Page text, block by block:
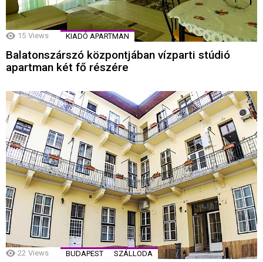
15 Views KIADÓ APARTMAN
Balatonszárszó központjában vízparti stúdió
apartman két fő részére
22 Views BUDAPEST SZÁLLODA